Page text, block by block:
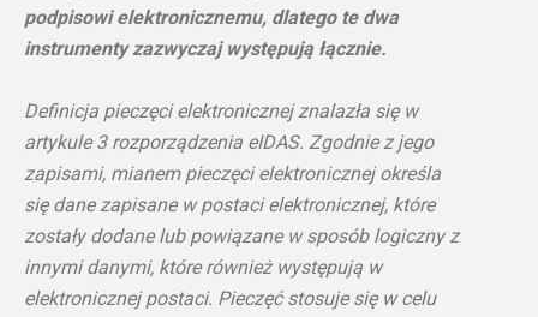
podpisowi elektronicznemu, dlatego te dwa
instrumenty zazwyczaj występują łącznie.
Definicja pieczęci elektronicznej znalazła się w
artykule 3 rozporządzenia eIDAS. Zgodnie z jego
zapisami, mianem pieczęci elektronicznej określa
się dane zapisane w postaci elektronicznej, które
zostały dodane lub powiązane w sposób logiczny z
innymi danymi, które również występują w
elektronicznej postaci. Pieczęć stosuje się w celu